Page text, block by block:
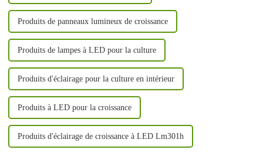
Produits de panneaux lumineux de croissance
Produits de lampes à LED pour la culture
Produits d'éclairage pour la culture en intérieur
Produits à LED pour la croissance
Produits d'éclairage de croissance à LED Lm301h